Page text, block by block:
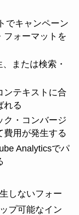
でキャンペーン
フォーマットを
または検索・
ンテキストに合
れる
ク・コンバージ
費用が発生する
Analyticsでパ
しないフォー
プ可能なイン